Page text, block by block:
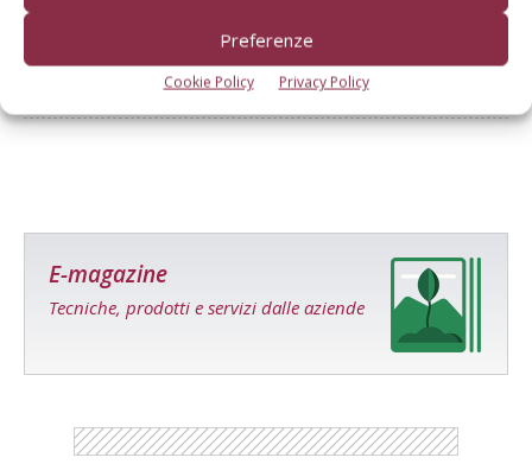
Preferenze
Cookie Policy Privacy Policy
Eventi Edagricole
E-magazine
Tecniche, prodotti e servizi dalle aziende